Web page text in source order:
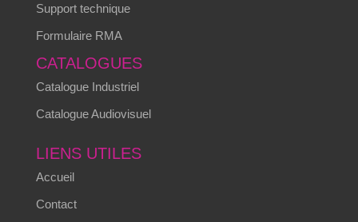
Support technique
Formulaire RMA
CATALOGUES
Catalogue Industriel
Catalogue Audiovisuel
LIENS UTILES
Accueil
Contact